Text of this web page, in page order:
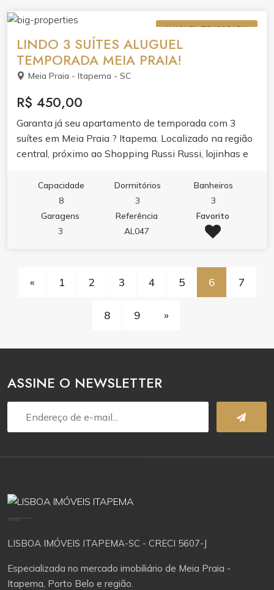
ALUGUEL (TEMPORADA)
LINDO 3 SUÍTES ALUGUEL
TEMPORADA MEIA PRAIA!
Meia Praia - Itapema - SC
R$ 450,00
Garanta já seu apartamento de temporada com 3
suítes em Meia Praia ? Itapema. Localizado na região
central, próximo ao Shopping Russi Russi, lojinhas e
Capacidade
8
Dormitórios
3
Banheiros
3
Garagens
3
Referência
AL047
Favorito
« 1 2 3 4 5 6 7
8 9 »
ASSINE O NEWSLETTER
LISBOA IMÓVEIS ITAPEMA-SC - CRECI 5607-J
Especializada no mercado imobiliário de Meia Praia -
Itapema, Porto Belo e região.